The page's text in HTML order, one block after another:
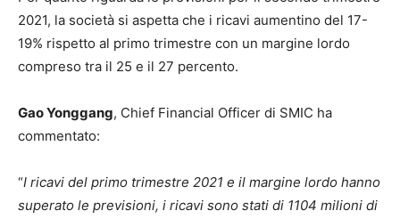
2021, la società si aspetta che i ricavi aumentino del 17-
19% rispetto al primo trimestre con un margine lordo
compreso tra il 25 e il 27 percento.
Gao Yonggang, Chief Financial Officer di SMIC ha
commentato:
“I ricavi del primo trimestre 2021 e il margine lordo hanno
superato le previsioni, i ricavi sono stati di 1104 milioni di